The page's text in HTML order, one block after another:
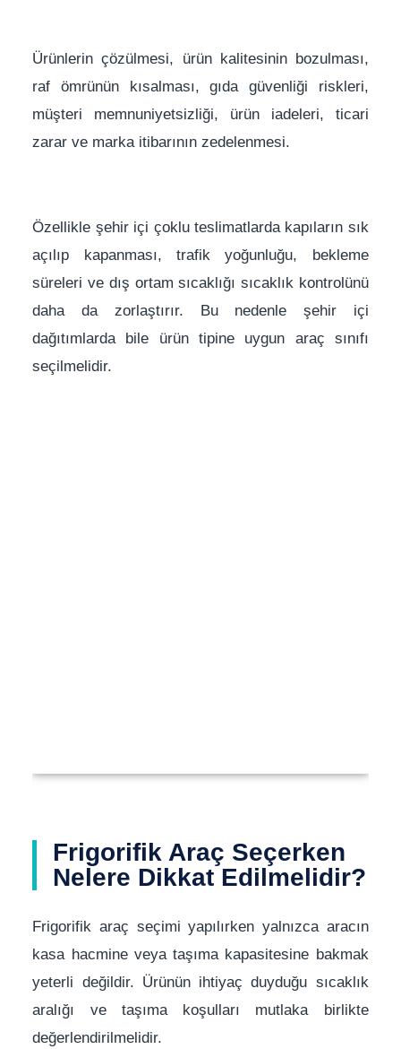
Ürünlerin çözülmesi, ürün kalitesinin bozulması,
raf ömrünün kısalması, gıda güvenliği riskleri,
müşteri memnuniyetsizliği, ürün iadeleri, ticari
zarar ve marka itibarının zedelenmesi.
Özellikle şehir içi çoklu teslimatlarda kapıların sık
açılıp kapanması, trafik yoğunluğu, bekleme
süreleri ve dış ortam sıcaklığı sıcaklık kontrolünü
daha da zorlaştırır. Bu nedenle şehir içi
dağıtımlarda bile ürün tipine uygun araç sınıfı
seçilmelidir.
Frigorifik Araç Seçerken
Nelere Dikkat Edilmelidir?
Frigorifik araç seçimi yapılırken yalnızca aracın
kasa hacmine veya taşıma kapasitesine bakmak
yeterli değildir. Ürünün ihtiyaç duyduğu sıcaklık
aralığı ve taşıma koşulları mutlaka birlikte
değerlendirilmelidir.